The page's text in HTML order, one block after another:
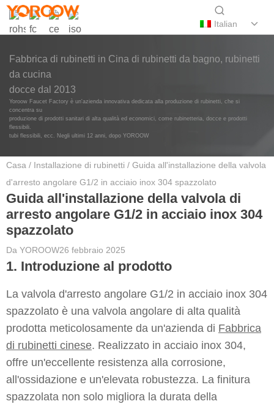
Italian
Fabbrica di rubinetti in Cina di rubinetti da bagno, rubinetti
da cucina
docce dal 2013
Yoroow Faucet Factory è un'azienda innovativa dedicata alla produzione di rubinetti, che si
concentra su
produzione di prodotti sanitari di alta qualità ed economici, come rubinetteria, docce e prodotti
flessibili.
tubi flessibili, ecc. Negli ultimi 12 anni, dopo YOROOW
Casa / Installazione di rubinetti / Guida all'installazione della valvola
d'arresto angolare G1/2 in acciaio inox 304 spazzolato
Guida all'installazione della valvola di
arresto angolare G1/2 in acciaio inox 304
spazzolato
Da YOROOW26 febbraio 2025
1. Introduzione al prodotto
La valvola d'arresto angolare G1/2 in acciaio inox 304
spazzolato è una valvola angolare di alta qualità
prodotta meticolosamente da un'azienda di Fabbrica
di rubinetti cinese. Realizzato in acciaio inox 304,
offre un'eccellente resistenza alla corrosione,
all'ossidazione e un'elevata robustezza. La finitura
spazzolata non solo migliora la durata della